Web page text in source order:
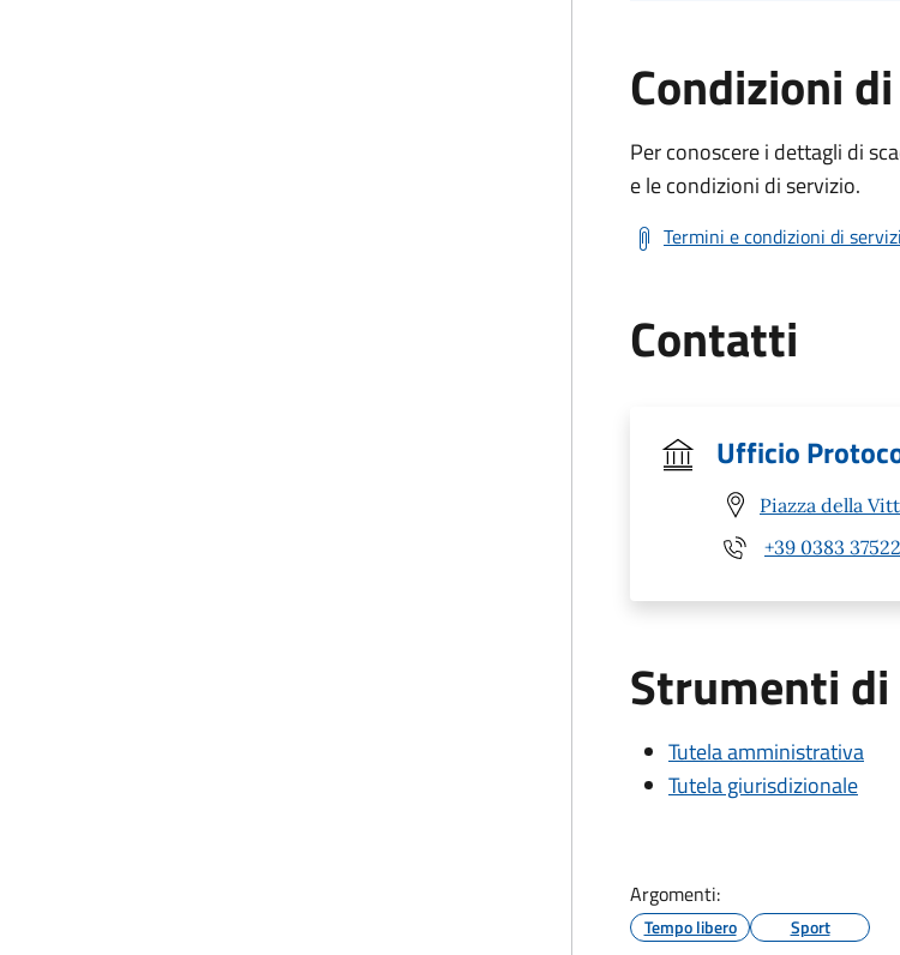
Condizioni
Per conoscere i dettagli di
e le condizioni di servizio.
Termini e condizioni di
Contatti
Ufficio
Piazza della
+39 0383
Strumenti
Tutela amministrativa
Tutela giurisdizionale
Argomenti:
Tempo libero Sport